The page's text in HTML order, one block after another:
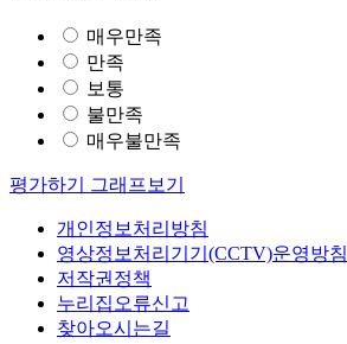
매우만족
만족
보통
불만족
매우불만족
평가하기 그래프보기
개인정보처리방침
영상정보처리기기(CCTV)운영방침
저작권정책
누리집오류신고
찾아오시는길